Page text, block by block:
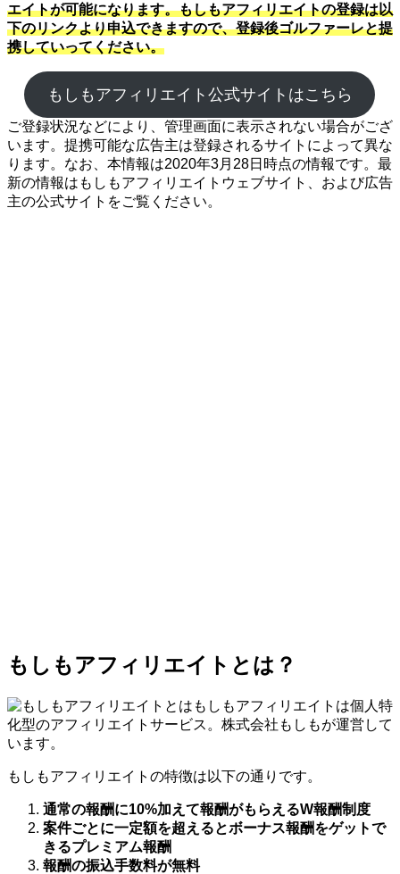
エイトが可能になります。もしもアフィリエイトの登録は以
下のリンクより申込できますので、登録後ゴルファーレと提
携していってください。
もしもアフィリエイト公式サイトはこちら
ご登録状況などにより、管理画面に表示されない場合がござ
います。提携可能な広告主は登録されるサイトによって異な
ります。なお、本情報は2020年3月28日時点の情報です。最
新の情報はもしもアフィリエイトウェブサイト、および広告
主の公式サイトをご覧ください。
もしもアフィリエイトとは？
もしもアフィリエイトは個人特
化型のアフィリエイトサービス。株式会社もしもが運営して
います。
もしもアフィリエイトの特徴は以下の通りです。
通常の報酬に10%加えて報酬がもらえるW報酬制度
案件ごとに一定額を超えるとボーナス報酬をゲットで
きるプレミアム報酬
報酬の振込手数料が無料